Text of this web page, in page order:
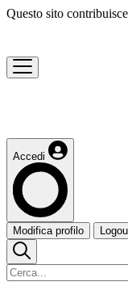
Questo sito
Accedi
Modifica profilo